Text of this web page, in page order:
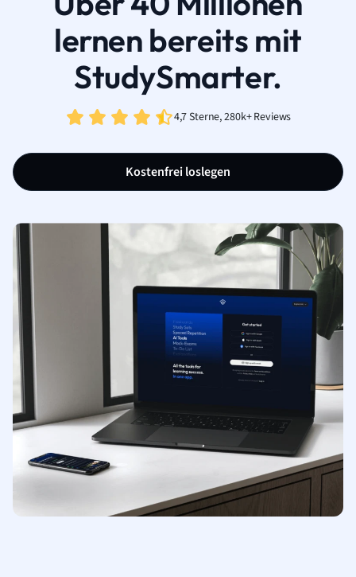
lernen bereits mit
StudySmarter.
4,7 Sterne, 280k+ Reviews
Kostenfrei loslegen